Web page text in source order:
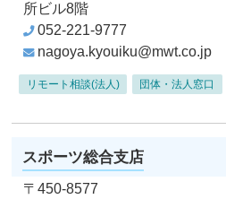
所ビル8階
052-221-9777
nagoya.kyouiku@mwt.co.jp
リモート相談(法人) 団体・法人窓口
スポーツ総合支店
〒450-8577